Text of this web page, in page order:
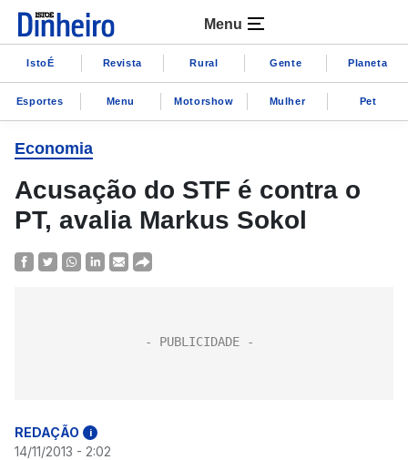
Menu
IstoÉ Revista Rural Gente Planeta
Esportes Menu Motorshow Mulher Pet
Economia
Acusação do STF é contra o
PT, avalia Markus Sokol
REDAÇÃO i
14/11/2013 - 2:02